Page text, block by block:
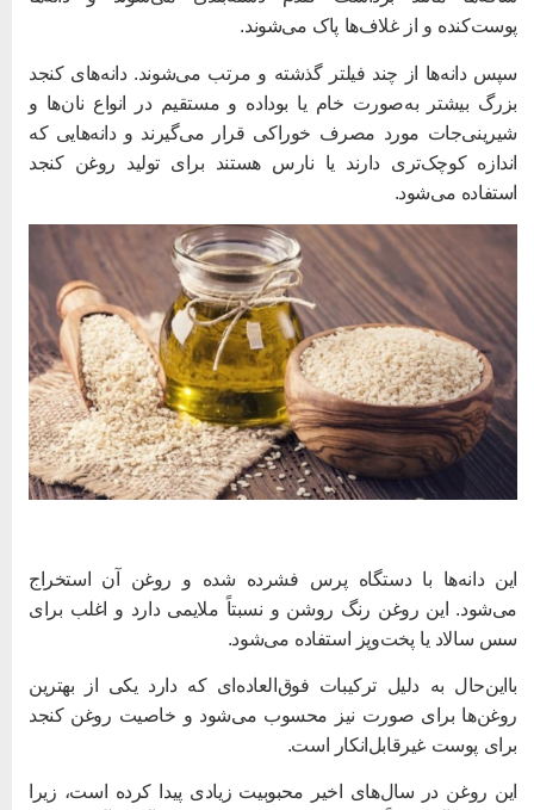
و از غلاف‌ها پاک می‌شوند.
دانه‌ها از چند فیلتر گذشته و مرتب می‌شوند. دانه‌های کنجد
بیشتر به‌صورت خام یا بوداده و مستقیم در انواع نان‌ها و
مورد مصرف خوراکی قرار می‌گیرند و دانه‌هایی که
کوچک‌تری دارند یا نارس هستند برای تولید روغن کنجد
می‌شود.
دانه‌ها با دستگاه پرس فشرده شده و روغن آن استخراج
این روغن رنگ روشن و نسبتاً ملایمی دارد و اغلب برای
سالاد یا پخت‌وپز استفاده می‌شود.
به دلیل ترکیبات فوق‌العاده‌ای که دارد یکی از بهترین
برای صورت نیز محسوب می‌شود و خاصیت روغن کنجد
پوست غیرقابل‌انکار است.
روغن در سال‌های اخیر محبوبیت زیادی پیدا کرده است، زیرا